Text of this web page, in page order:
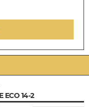
14-2